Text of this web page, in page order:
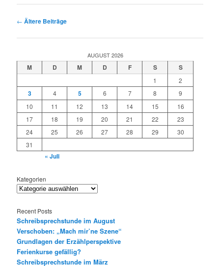
Beitragsnavigation
← Ältere Beiträge
AUGUST 2026
M D M D F S S
1 2
3 4 5 6 7 8
9
10
11 12 13 14 15
16
17
18 19 20 21 22
23
24
25 26 27 28 29
30
31
« Juli
Kategorien
Recent Posts
Schreibsprechstunde im August
Verschoben: „Mach mir’ne Szene“
Grundlagen der Erzählperspektive
Ferienkurse gefällig?
Schreibsprechstunde im März